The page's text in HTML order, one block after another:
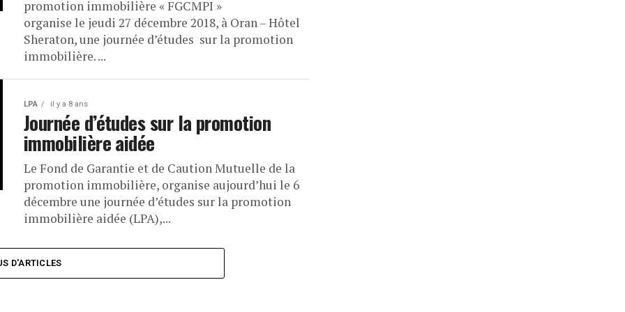
promotion immobilière « FGCMPI »
organise le jeudi 27 décembre 2018, à Oran – Hôtel
Sheraton, une journée d’études sur la promotion
immobilière. ...
LPA il y a 8 ans
Journée d’études sur la promotion
immobilière aidée
Le Fond de Garantie et de Caution Mutuelle de la
promotion immobilière, organise aujourd’hui le 6
décembre une journée d’études sur la promotion
immobilière aidée (LPA),...
D'ARTICLES